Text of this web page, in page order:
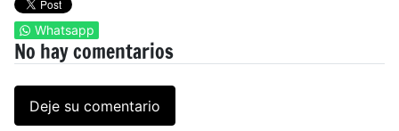
Whatsapp
No hay comentarios
Deje su comentario